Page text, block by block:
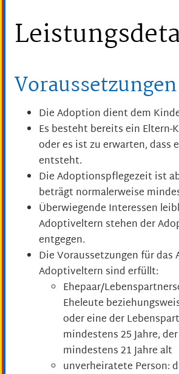
Voraussetzungen
Die Adoption dient dem
Es besteht bereits ein Eltern-
oder es ist zu erwarten, dass
entsteht.
Die Adoptionspflegezeit ist
beträgt normalerweise
Überwiegende Interessen
Adoptiveltern stehen der
entgegen.
Die Voraussetzungen für das
Adoptiveltern sind erfüllt:
Ehepaar/
Eheleute
oder eine der
mindestens 25 Jahre,
mindestens 21 Jahre alt
unverheiratete Person: